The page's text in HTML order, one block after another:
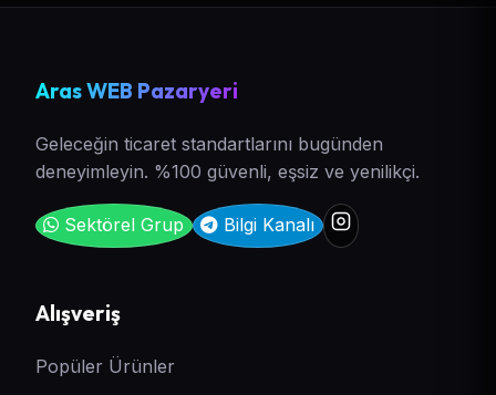
Aras WEB Pazaryeri
Geleceğin ticaret standartlarını bugünden
deneyimleyin. %100 güvenli, eşsiz ve yenilikçi.
Sektörel Grup Bilgi Kanalı
Alışveriş
Popüler Ürünler